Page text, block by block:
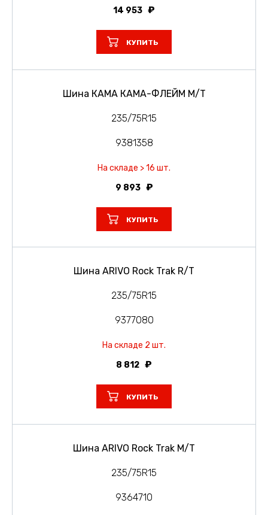
14 953
КУПИТЬ
Шина КАМА КАМА-ФЛЕЙМ М/Т
235/75R15
9381358
На складе > 16 шт.
9 893
КУПИТЬ
Шина ARIVO Rock Trak R/T
235/75R15
9377080
На складе 2 шт.
8 812
КУПИТЬ
Шина ARIVO Rock Trak M/T
235/75R15
9364710